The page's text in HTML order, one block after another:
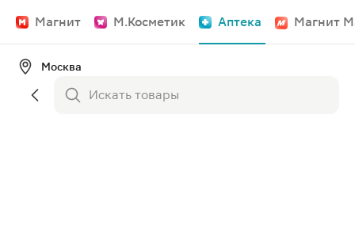
Магнит М.Косметик Аптека Магнит
Москва